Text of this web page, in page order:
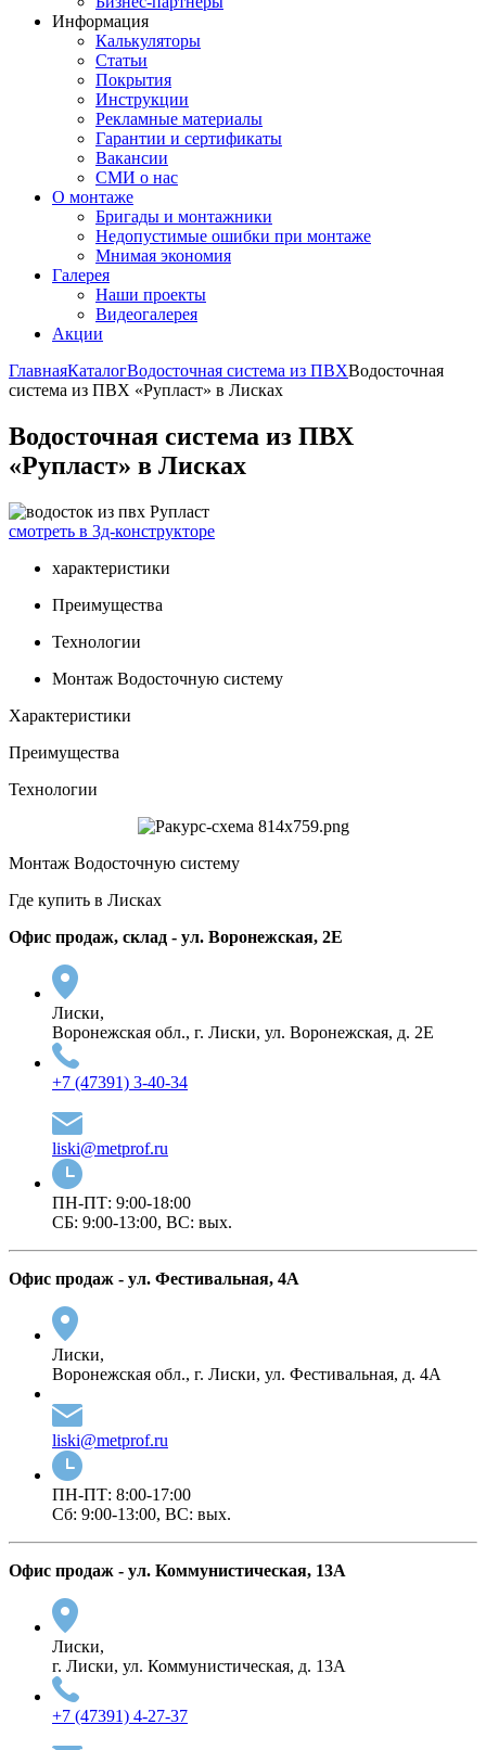
Информация
Калькуляторы
Статьи
Покрытия
Инструкции
Рекламные материалы
Гарантии и сертификаты
Вакансии
СМИ о нас
О монтаже
Бригады и монтажники
Недопустимые ошибки при монтаже
Мнимая экономия
Галерея
Наши проекты
Видеогалерея
Акции
ГлавнаяКаталогВодосточная система из ПВХВодосточная
система из ПВХ «Рупласт» в Лисках
Водосточная система из ПВХ
«Рупласт» в Лисках
смотреть в 3д-конструкторе
характеристики
Преимущества
Технологии
Монтаж Водосточную систему
Характеристики
Преимущества
Технологии
Монтаж Водосточную систему
Где купить в Лисках
Офис продаж, склад - ул. Воронежская, 2Е
Лиски,
Воронежская обл., г. Лиски, ул. Воронежская, д. 2Е
+7 (47391) 3-40-34
liski@metprof.ru
ПН-ПТ: 9:00-18:00
СБ: 9:00-13:00, ВС: вых.
Офис продаж - ул. Фестивальная, 4А
Лиски,
Воронежская обл., г. Лиски, ул. Фестивальная, д. 4А
liski@metprof.ru
ПН-ПТ: 8:00-17:00
Сб: 9:00-13:00, ВС: вых.
Офис продаж - ул. Коммунистическая, 13А
Лиски,
г. Лиски, ул. Коммунистическая, д. 13А
+7 (47391) 4-27-37